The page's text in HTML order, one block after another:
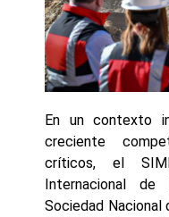
En un contexto
creciente
críticos, el
Internacional de
Sociedad Nacional